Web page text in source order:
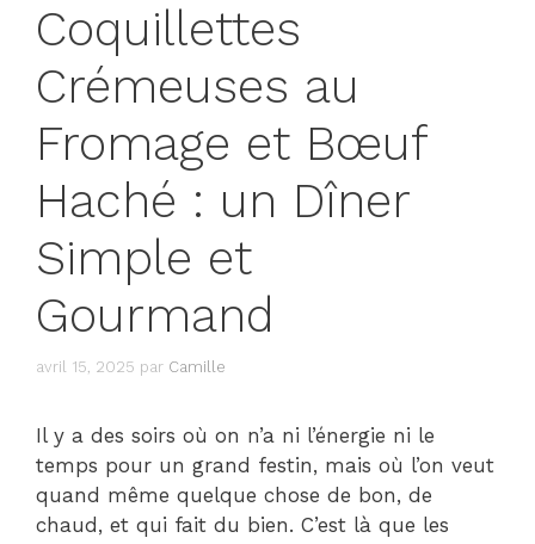
Coquillettes
Crémeuses au
Fromage et Bœuf
Haché : un Dîner
Simple et
Gourmand
avril 15, 2025 par Camille
Il y a des soirs où on n’a ni l’énergie ni le
temps pour un grand festin, mais où l’on veut
quand même quelque chose de bon, de
chaud, et qui fait du bien. C’est là que les